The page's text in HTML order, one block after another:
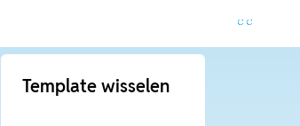
Template wisselen